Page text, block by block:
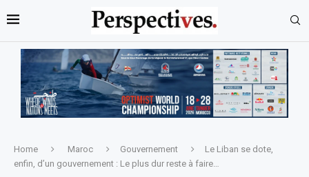
Home Maroc Gouvernement
Le Liban se dote,
enfin, d’un gouvernement : Le plus dur reste à faire…